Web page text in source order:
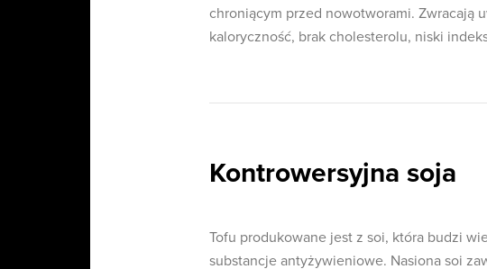
chroniącym przed nowotworami. Zwracają
kaloryczność, brak cholesterolu, niski
Kontrowersyjna soja
Tofu produkowane jest z soi, która budzi
substancje antyżywieniowe. Nasiona soi